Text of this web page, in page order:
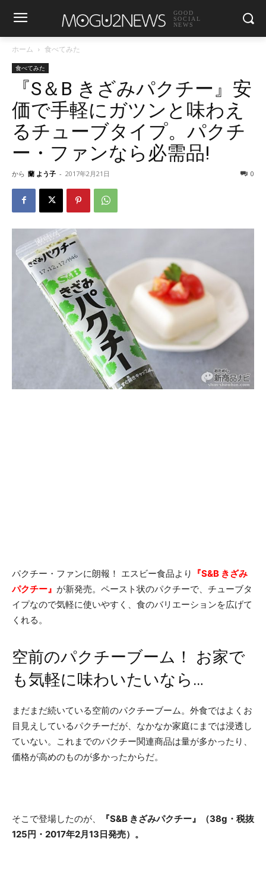
GOOD
SOCIAL
NEWS
ホーム 食べてみた
食べてみた
『S＆B きざみパクチー』安
価で手軽にガツンと味わえ
るチューブタイプ。パクチ
ー・ファンなら必需品!
から 蘭 よう子 - 2017年2月21日 0
パクチー・ファンに朗報！ エスビー食品より
『S&B きざみ
パクチー』 が新発売。ペースト状のパクチーで、チューブタ
イプなので気軽に使いやすく、食のバリエーションを広げて
くれる。
空前のパクチーブーム！ お家で
も気軽に味わいたいなら…
まだまだ続いている空前のパクチーブーム。外食ではよくお
目見えしているパクチーだが、なかなか家庭にまでは浸透し
ていない。これまでのパクチー関連商品は量が多かったり、
価格が高めのものが多かったからだ。
そこで登場したのが、
『S&B きざみパクチー』（38g・税抜
125円・2017年2月13日発売）。